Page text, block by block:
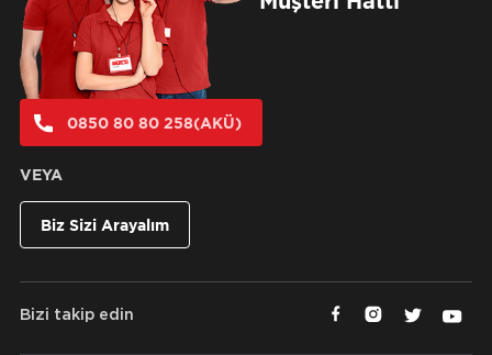
0850 80 80 258(AKÜ)
VEYA
Biz Sizi Arayalım
Bizi takip edin